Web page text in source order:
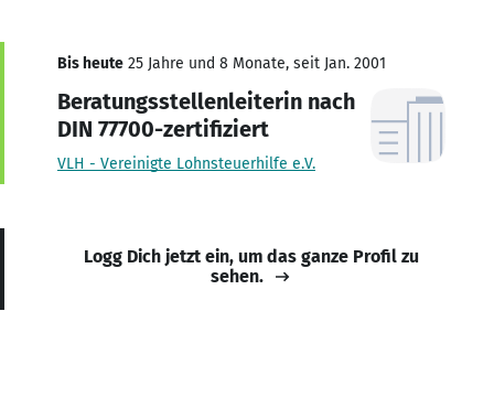
Bis heute 25 Jahre und 8 Monate, seit Jan. 2001
Beratungsstellenleiterin nach
DIN 77700-zertifiziert
VLH - Vereinigte Lohnsteuerhilfe e.V.
Logg Dich jetzt ein, um das ganze Profil zu
sehen.